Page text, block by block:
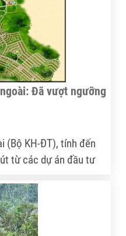
số 8409/BKH-KTNN,
Chính phủ cho các
2006-2010 là 626,6 tỷ
Đã vượt ngưỡng
(Bộ KH-ĐT), tính đến
từ các dự án đầu tư
là 6,5 tỉ USD.